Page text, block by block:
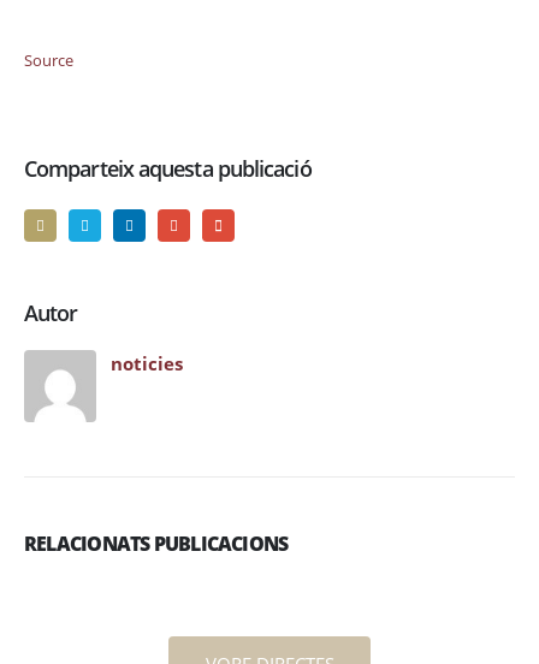
Source
Comparteix aquesta publicació
Autor
noticies
RELACIONATS PUBLICACIONS